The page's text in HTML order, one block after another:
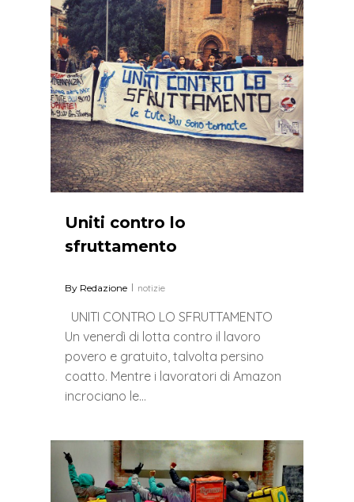
Uniti contro lo
sfruttamento
By Redazione notizie
UNITI CONTRO LO SFRUTTAMENTO
Un venerdì di lotta contro il lavoro
povero e gratuito, talvolta persino
coatto. Mentre i lavoratori di Amazon
incrociano le…
0